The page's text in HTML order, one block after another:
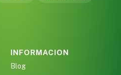
INFORMACION
Blog